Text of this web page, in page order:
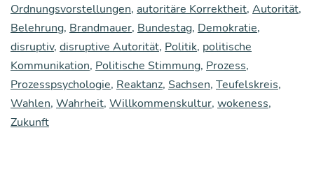
Ordnungsvorstellungen, autoritäre Korrektheit, Autorität,
Belehrung, Brandmauer, Bundestag, Demokratie,
disruptiv, disruptive Autorität, Politik, politische
Kommunikation, Politische Stimmung, Prozess,
Prozesspsychologie, Reaktanz, Sachsen, Teufelskreis,
Wahlen, Wahrheit, Willkommenskultur, wokeness,
Zukunft